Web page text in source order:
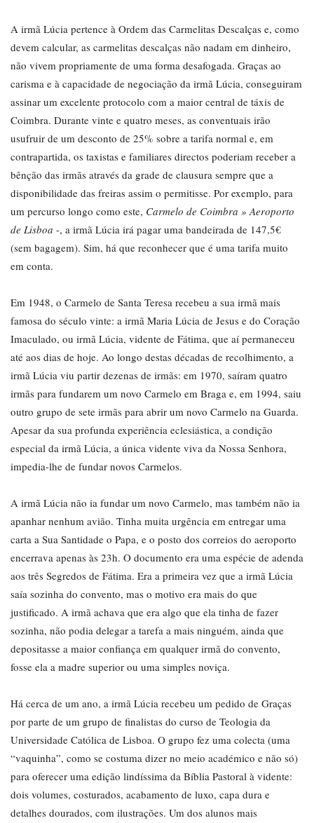
A irmã Lúcia pertence à Ordem das Carmelitas Descalças e, como
devem calcular, as carmelitas descalças não nadam em dinheiro,
não vivem propriamente de uma forma desafogada. Graças ao
carisma e à capacidade de negociação da irmã Lúcia, conseguiram
assinar um excelente protocolo com a maior central de táxis de
Coimbra. Durante vinte e quatro meses, as conventuais irão
usufruir de um desconto de 25% sobre a tarifa normal e, em
contrapartida, os taxistas e familiares directos poderiam receber a
bênção das irmãs através da grade de clausura sempre que a
disponibilidade das freiras assim o permitisse. Por exemplo, para
um percurso longo como este, Carmelo de Coimbra » Aeroporto
de Lisboa -, a irmã Lúcia irá pagar uma bandeirada de 147,5€
(sem bagagem). Sim, há que reconhecer que é uma tarifa muito
em conta.
Em 1948, o Carmelo de Santa Teresa recebeu a sua irmã mais
famosa do século vinte: a irmã Maria Lúcia de Jesus e do Coração
Imaculado, ou irmã Lúcia, vidente de Fátima, que aí permaneceu
até aos dias de hoje. Ao longo destas décadas de recolhimento, a
irmã Lúcia viu partir dezenas de irmãs: em 1970, saíram quatro
irmãs para fundarem um novo Carmelo em Braga e, em 1994, saiu
outro grupo de sete irmãs para abrir um novo Carmelo na Guarda.
Apesar da sua profunda experiência eclesiástica, a condição
especial da irmã Lúcia, a única vidente viva da Nossa Senhora,
impedia-lhe de fundar novos Carmelos.
A irmã Lúcia não ia fundar um novo Carmelo, mas também não ia
apanhar nenhum avião. Tinha muita urgência em entregar uma
carta a Sua Santidade o Papa, e o posto dos correios do aeroporto
encerrava apenas às 23h. O documento era uma espécie de adenda
aos três Segredos de Fátima. Era a primeira vez que a irmã Lúcia
saía sozinha do convento, mas o motivo era mais do que
justificado. A irmã achava que era algo que ela tinha de fazer
sozinha, não podia delegar a tarefa a mais ninguém, ainda que
depositasse a maior confiança em qualquer irmã do convento,
fosse ela a madre superior ou uma simples noviça.
Há cerca de um ano, a irmã Lúcia recebeu um pedido de Graças
por parte de um grupo de finalistas do curso de Teologia da
Universidade Católica de Lisboa. O grupo fez uma colecta (uma
“vaquinha”, como se costuma dizer no meio académico e não só)
para oferecer uma edição lindíssima da Bíblia Pastoral à vidente:
dois volumes, costurados, acabamento de luxo, capa dura e
detalhes dourados, com ilustrações. Um dos alunos mais